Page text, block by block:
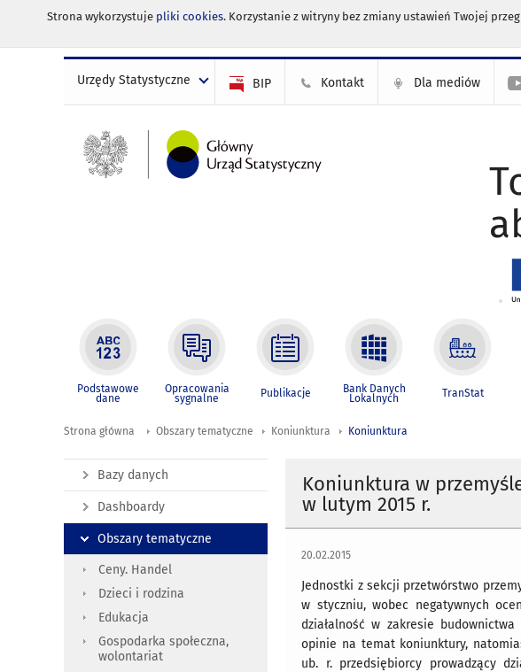
Strona wykorzystuje pliki cookies. Korzystanie z witryny bez zmiany ustawień Twojej
Urzędy Statystyczne BIP Kontakt Dla mediów
Podstawowe
dane
Opracowania
sygnalne Publikacje Bank Danych
Lokalnych TranStat
Strona główna Obszary tematyczne Koniunktura Koniunktura
Koniunktura w
w lutym 2015 r.
20.02.2015
Jednostki z sekcji przetwórstwo
w styczniu, wobec negatywnych
działalność w zakresie
opinie na temat koniunktury,
ub. r. przedsiębiorcy prowadzący
Bazy danych
Dashboardy
Obszary tematyczne
Ceny. Handel
Dzieci i rodzina
Edukacja
Gospodarka społeczna,
wolontariat